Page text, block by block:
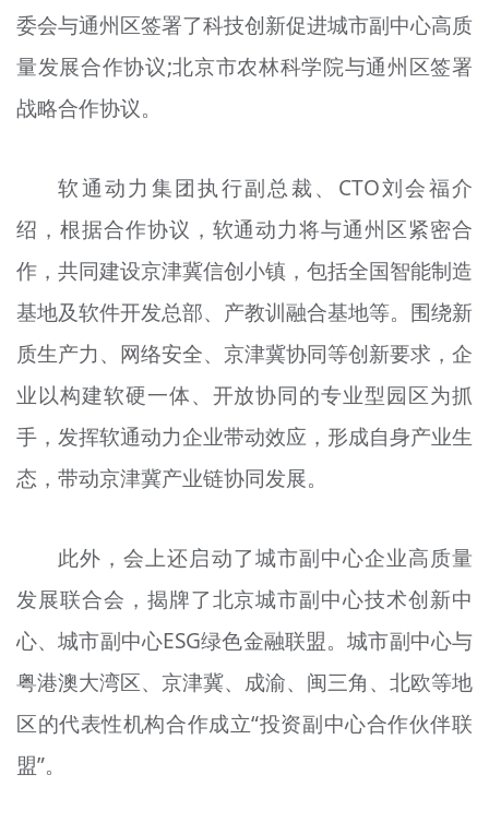
委会与通州区签署了科技创新促进城市副中心高质
量发展合作协议;北京市农林科学院与通州区签署
战略合作协议。
软通动力集团执行副总裁、CTO刘会福介
绍，根据合作协议，软通动力将与通州区紧密合
作，共同建设京津冀信创小镇，包括全国智能制造
基地及软件开发总部、产教训融合基地等。围绕新
质生产力、网络安全、京津冀协同等创新要求，企
业以构建软硬一体、开放协同的专业型园区为抓
手，发挥软通动力企业带动效应，形成自身产业生
态，带动京津冀产业链协同发展。
此外，会上还启动了城市副中心企业高质量
发展联合会，揭牌了北京城市副中心技术创新中
心、城市副中心ESG绿色金融联盟。城市副中心与
粤港澳大湾区、京津冀、成渝、闽三角、北欧等地
区的代表性机构合作成立“投资副中心合作伙伴联
盟”。